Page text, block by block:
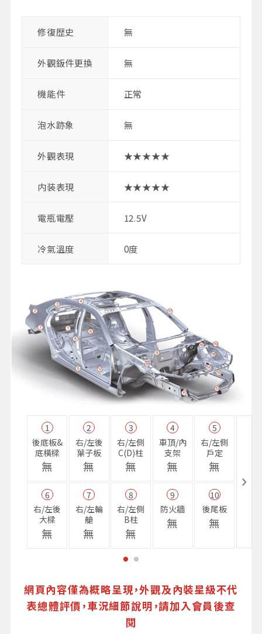
修復歴史 無
外觀鈑件更換 無
機能件 正常
泡水跡象 無
外觀表現 ★★★★★
内装表現 ★★★★★
電瓶電壓 12.5V
冷氣溫度 0度
1
後底板&
底橫樑
無
2
右/左後
葉子板
無
3
右/左側
C(D)柱
無
4
車頂/內
支架
無
5
右/左側
戶定
無
6
右/左後
大樑
無
7
右/左輪
艙
無
8
右/左側
B柱
無
9
防火牆
無
10
後尾板
無
網頁內容僅為概略呈現，外觀及內裝星級不代
表總體評價，車況細節說明，請加入會員後查
閱